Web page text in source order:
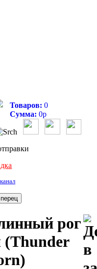
Товаров: 0
Сумма: 0р
рог
(Thunder